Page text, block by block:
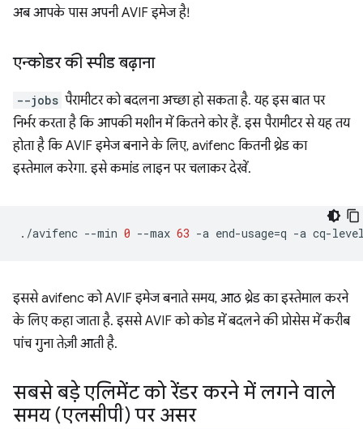
अब आपके पास अपनी AVIF इमेज है!
एन्कोडर की स्पीड बढ़ाना
--jobs पैरामीटर को बदलना अच्छा हो सकता है. यह इस बात पर
निर्भर करता है कि आपकी मशीन में कितने कोर हैं. इस पैरामीटर से यह तय
होता है कि AVIF इमेज बनाने के लिए, avifenc कितनी थ्रेड का
इस्तेमाल करेगा. इसे कमांड लाइन पर चलाकर देखें.
./avifenc --min 0 --max 63 -a end-usage=q -a cq-
इससे avifenc को AVIF इमेज बनाते समय, आठ थ्रेड का इस्तेमाल करने
के लिए कहा जाता है. इससे AVIF को कोड में बदलने की प्रोसेस में करीब
पांच गुना तेज़ी आती है.
सबसे बड़े एलिमेंट को रेंडर करने में लगने वाले
समय (एलसीपी) पर असर